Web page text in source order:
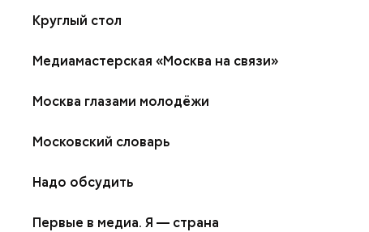
Круглый стол
Медиамастерская «Москва на связи»
Москва глазами молодёжи
Московский словарь
Надо обсудить
Первые в медиа. Я — страна